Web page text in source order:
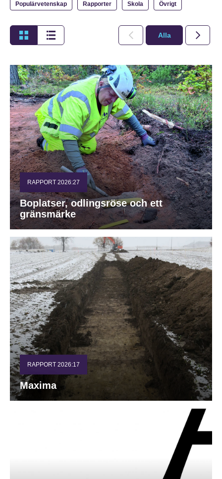
Populärvetenskap Rapporter Skola Övrigt
Alla 2026
RAPPORT 2026:27
Boplatser, odlingsröse och ett
gränsmärke
RAPPORT 2026:17
Maxima